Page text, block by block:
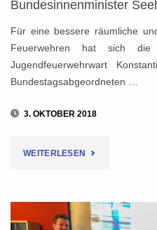
Bundesinnenminister
Für eine bessere räumliche
Feuerwehren hat sich die
Jugendfeuerwehrwart
Bundestagsabgeordneten …
3. OKTOBER 2018
WEITERLESEN
SCHREIBEN